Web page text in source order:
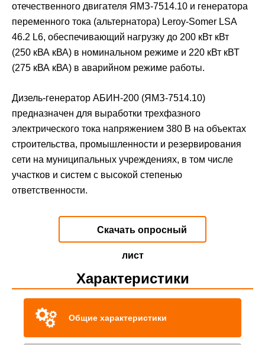
отечественного двигателя ЯМЗ-7514.10 и генератора
переменного тока (альтернатора) Leroy-Somer LSA
46.2 L6, обеспечивающий нагрузку до 200 кВт кВт
(250 кВА кВА) в номинальном режиме и 220 кВт кВТ
(275 кВА кВА) в аварийном режиме работы.
Дизель-генератор АБИН-200 (ЯМЗ-7514.10)
предназначен для выработки трехфазного
электрического тока напряжением 380 В на объектах
строительства, промышленности и резервирования
сети на муниципальных учреждениях, в том числе
участков и систем с высокой степенью
ответственности.
Скачать опросный
лист
Характеристики
Общие характеристики